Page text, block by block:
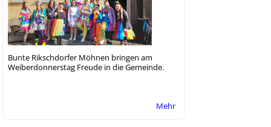
Bunte Rikschdorfer Möhnen bringen am
Weiberdonnerstag Freude in die Gemeinde.
Mehr